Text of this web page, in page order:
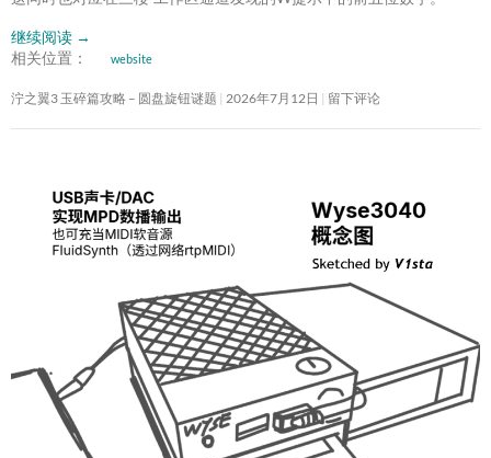
继续阅读 →
相关位置：
website
泞之翼3 玉碎篇攻略 – 圆盘旋钮谜题 2026年7月12日 留下评论